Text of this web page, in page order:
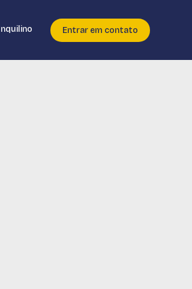
Entrar em contato